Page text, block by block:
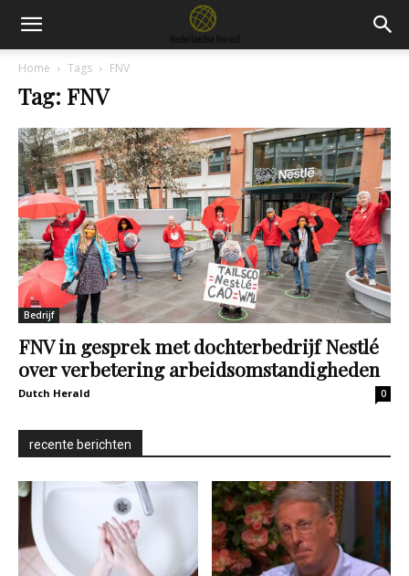
Home Tags FNV
Tag: FNV
Bedrijf
FNV in gesprek met dochterbedrijf Nestlé
over verbetering arbeidsomstandigheden
Dutch Herald 0
recente berichten